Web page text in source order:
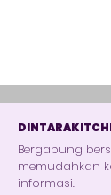
Bergabung
memudahkan
informasi.